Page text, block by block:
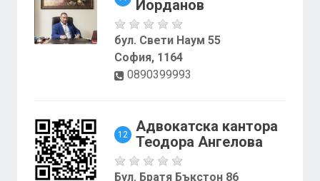
Йорданов
бул. Свети Наум 55
София, 1164
0890399993
12
Адвокатска кантора
Теодора Ангелова
Бул. Братя Бъкстон 86